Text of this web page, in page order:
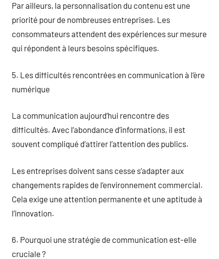
Par ailleurs, la personnalisation du contenu est une
priorité pour de nombreuses entreprises. Les
consommateurs attendent des expériences sur mesure
qui répondent à leurs besoins spécifiques.
5. Les difficultés rencontrées en communication à l’ère
numérique
La communication aujourd’hui rencontre des
difficultés. Avec l’abondance d’informations, il est
souvent compliqué d’attirer l’attention des publics.
Les entreprises doivent sans cesse s’adapter aux
changements rapides de l’environnement commercial.
Cela exige une attention permanente et une aptitude à
l’innovation.
6. Pourquoi une stratégie de communication est-elle
cruciale ?